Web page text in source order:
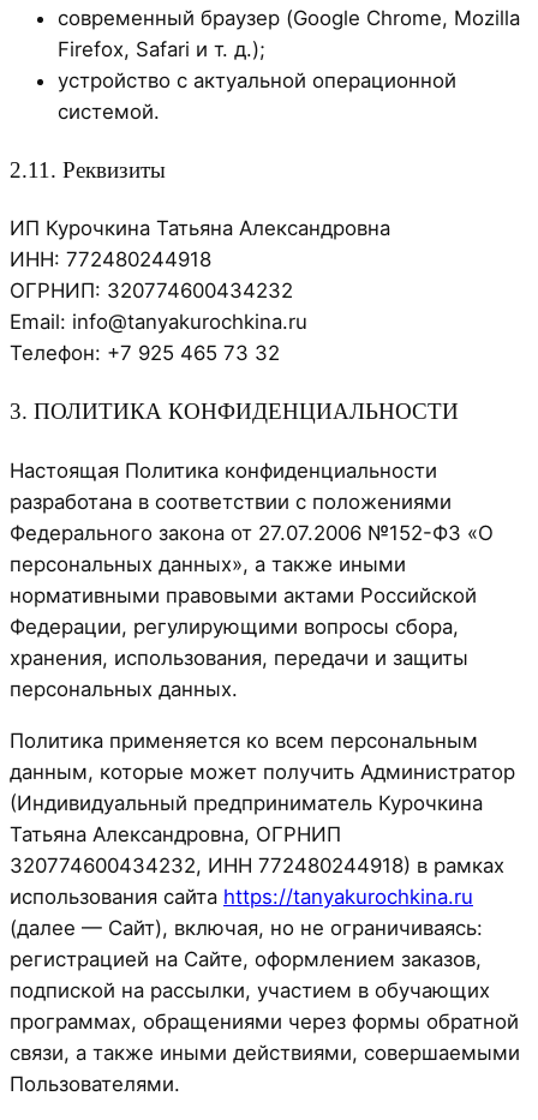
современный браузер (Google Chrome, Mozilla
Firefox, Safari и т. д.);
устройство с актуальной операционной
системой.
2.11. Реквизиты
ИП Курочкина Татьяна Александровна
ИНН: 772480244918
ОГРНИП: 320774600434232
Email: info@tanyakurochkina.ru
Телефон: +7 925 465 73 32
3. ПОЛИТИКА КОНФИДЕНЦИАЛЬНОСТИ
Настоящая Политика конфиденциальности
разработана в соответствии с положениями
Федерального закона от 27.07.2006 №152-ФЗ «О
персональных данных», а также иными
нормативными правовыми актами Российской
Федерации, регулирующими вопросы сбора,
хранения, использования, передачи и защиты
персональных данных.
Политика применяется ко всем персональным
данным, которые может получить Администратор
(Индивидуальный предприниматель Курочкина
Татьяна Александровна, ОГРНИП
320774600434232, ИНН 772480244918) в рамках
использования сайта https://tanyakurochkina.ru
(далее — Сайт), включая, но не ограничиваясь:
регистрацией на Сайте, оформлением заказов,
подпиской на рассылки, участием в обучающих
программах, обращениями через формы обратной
связи, а также иными действиями, совершаемыми
Пользователями.